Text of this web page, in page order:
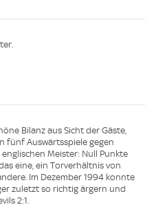
Bilanz aus Sicht der Gäste,
fünf Auswärtsspiele gegen
Meister: Null Punkte
eine, ein Torverhältnis von
Im Dezember 1994 konnte
zuletzt so richtig ärgern und
2:1.